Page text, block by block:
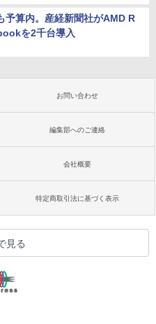
予算内。産経新聞社がAMD R
を2千台導入
お問い合わせ
編集部へのご連絡
会社概要
特定商取引法に基づく表示
見る